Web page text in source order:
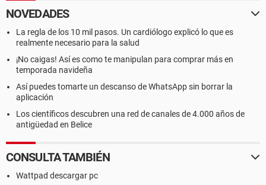
NOVEDADES
La regla de los 10 mil pasos. Un cardiólogo explicó lo que es
realmente necesario para la salud
¡No caigas! Así es como te manipulan para comprar más en
temporada navideña
Así puedes tomarte un descanso de WhatsApp sin borrar la
aplicación
Los científicos descubren una red de canales de 4.000 años de
antigüedad en Belice
CONSULTA TAMBIÉN
Wattpad descargar pc